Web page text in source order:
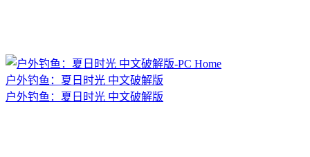
户外钓鱼：夏日时光 中文破解版
户外钓鱼：夏日时光 中文破解版